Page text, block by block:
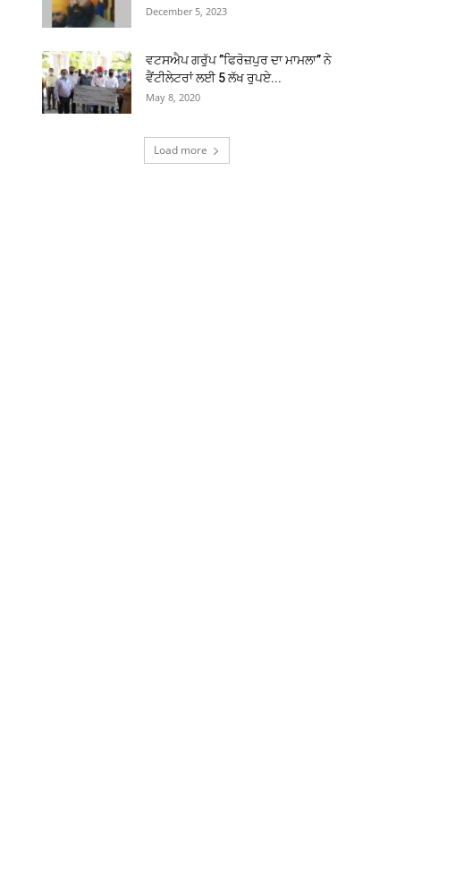
December 5, 2023
ਵਟਸਐਪ ਗਰੁੱਪ ”ਫਿਰੋਜ਼ਪੁਰ ਦਾ ਮਾਮਲਾ” ਨੇ
ਵੈਂਟੀਲੇਟਰਾਂ ਲਈ 5 ਲੱਖ ਰੁਪਏ...
May 8, 2020
Load more